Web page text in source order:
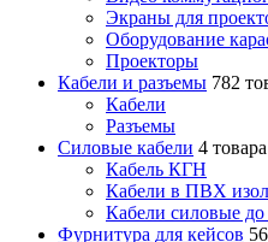
Экраны для
Оборудование
Проекторы
Кабели и разъемы 782
Кабели
Разъемы
Силовые кабели 4 товара
Кабель КГН
Кабели в ПВХ
Кабели силовые
Фурнитура для кейсов